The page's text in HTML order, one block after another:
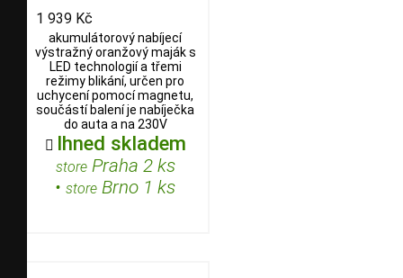
1 939 Kč
akumulátorový nabíjecí
výstražný oranžový maják s
LED technologií a třemi
režimy blikání, určen pro
uchycení pomocí magnetu,
součástí balení je nabíječka
do auta a na 230V
 Ihned skladem
storePraha 2 ks
• store Brno 1 ks